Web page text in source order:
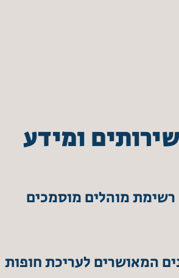
שירותים ומידע
רשימת מוהלים מוסמכים
המאושרים לעריכת חופות